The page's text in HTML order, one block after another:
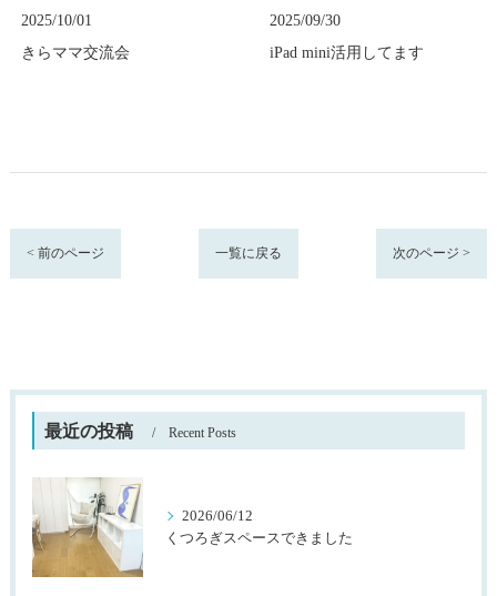
2025/10/01
きらママ交流会
2025/09/30
iPad mini活用してます
< 前のページ 一覧に戻る 次のページ >
最近の投稿 Recent Posts
2026/06/12
くつろぎスペースできました